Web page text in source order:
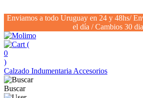
Enviamos a todo Uruguay en 24 y 48hs/
el día / Cambios 30
(
0
)
Calzado Indumentaria Accesorios
Buscar